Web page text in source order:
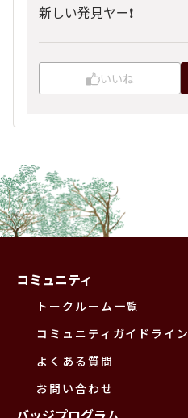
新しい発見ヤー❗️
いいね
コミュニティ
トークルーム一覧
コミュニティガイドライン
よくある質問
お問い合わせ